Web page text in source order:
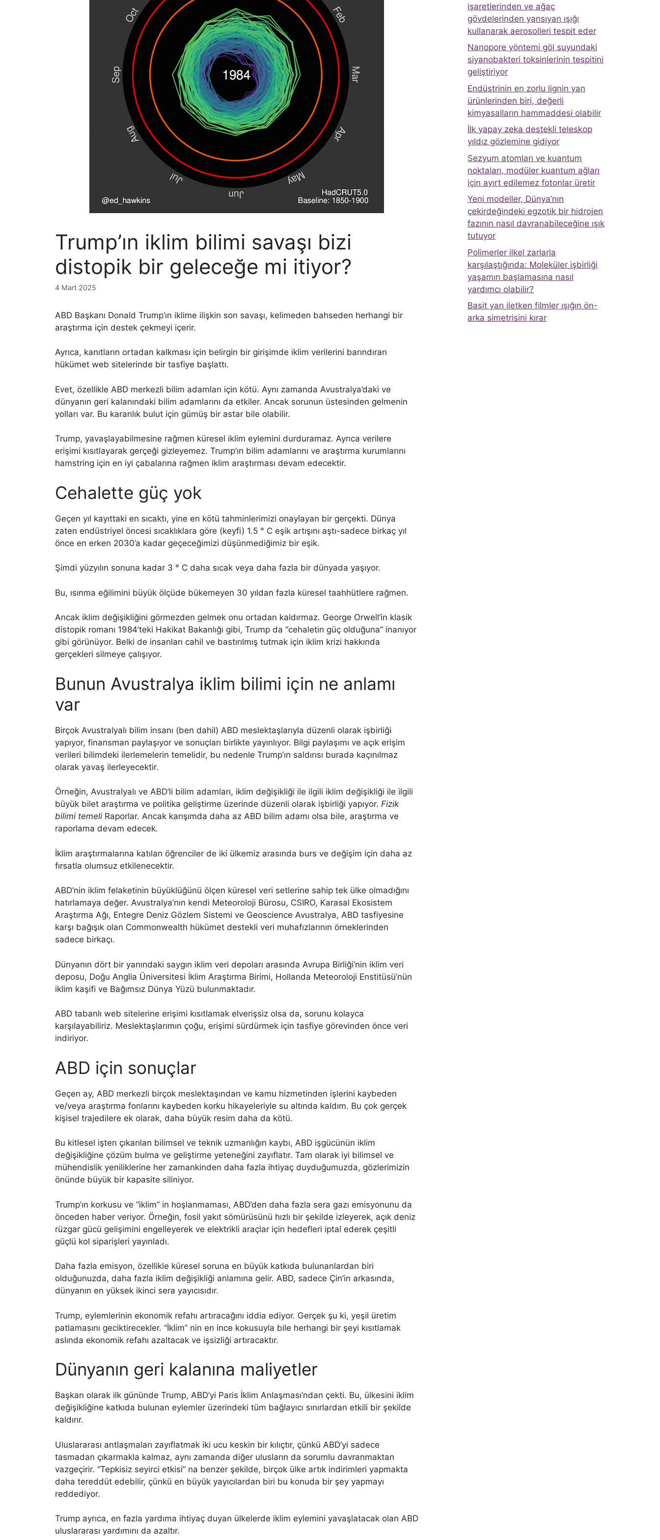
Trump’ın iklim bilimi savaşı bizi
distopik bir geleceğe mi itiyor?
4 Mart 2025
ABD Başkanı Donald Trump’ın iklime ilişkin son savaşı, kelimeden bahseden herhangi bir
araştırma için destek çekmeyi içerir.
Ayrıca, kanıtların ortadan kalkması için belirgin bir girişimde iklim verilerini barındıran
hükümet web sitelerinde bir tasfiye başlattı.
Evet, özellikle ABD merkezli bilim adamları için kötü. Aynı zamanda Avustralya’daki ve
dünyanın geri kalanındaki bilim adamlarını da etkiler. Ancak sorunun üstesinden gelmenin
yolları var. Bu karanlık bulut için gümüş bir astar bile olabilir.
Trump, yavaşlayabilmesine rağmen küresel iklim eylemini durduramaz. Ayrıca verilere
erişimi kısıtlayarak gerçeği gizleyemez. Trump’ın bilim adamlarını ve araştırma kurumlarını
hamstring için en iyi çabalarına rağmen iklim araştırması devam edecektir.
Cehalette güç yok
Geçen yıl kayıttaki en sıcaktı, yine en kötü tahminlerimizi onaylayan bir gerçekti. Dünya
zaten endüstriyel öncesi sıcaklıklara göre (keyfi) 1.5 ° C eşik artışını aştı-sadece birkaç yıl
önce en erken 2030’a kadar geçeceğimizi düşünmediğimiz bir eşik.
Şimdi yüzyılın sonuna kadar 3 ° C daha sıcak veya daha fazla bir dünyada yaşıyor.
Bu, ısınma eğilimini büyük ölçüde bükemeyen 30 yıldan fazla küresel taahhütlere rağmen.
Ancak iklim değişikliğini görmezden gelmek onu ortadan kaldırmaz. George Orwell’in klasik
distopik romanı 1984’teki Hakikat Bakanlığı gibi, Trump da “cehaletin güç olduğuna” inanıyor
gibi görünüyor. Belki de insanları cahil ve bastırılmış tutmak için iklim krizi hakkında
gerçekleri silmeye çalışıyor.
Bunun Avustralya iklim bilimi için ne anlamı
var
Birçok Avustralyalı bilim insanı (ben dahil) ABD meslektaşlarıyla düzenli olarak işbirliği
yapıyor, finansman paylaşıyor ve sonuçları birlikte yayınlıyor. Bilgi paylaşımı ve açık erişim
verileri bilimdeki ilerlemelerin temelidir, bu nedenle Trump’ın saldırısı burada kaçınılmaz
olarak yavaş ilerleyecektir.
Örneğin, Avustralyalı ve ABD’li bilim adamları, iklim değişikliği ile ilgili iklim değişikliği ile ilgili
büyük bilet araştırma ve politika geliştirme üzerinde düzenli olarak işbirliği yapıyor. Fizik
bilimi temeli Raporlar. Ancak karışımda daha az ABD bilim adamı olsa bile, araştırma ve
raporlama devam edecek.
İklim araştırmalarına katılan öğrenciler de iki ülkemiz arasında burs ve değişim için daha az
fırsatla olumsuz etkilenecektir.
ABD’nin iklim felaketinin büyüklüğünü ölçen küresel veri setlerine sahip tek ülke olmadığını
hatırlamaya değer. Avustralya’nın kendi Meteoroloji Bürosu, CSIRO, Karasal Ekosistem
Araştırma Ağı, Entegre Deniz Gözlem Sistemi ve Geoscience Avustralya, ABD tasfiyesine
karşı bağışık olan Commonwealth hükümet destekli veri muhafızlarının örneklerinden
sadece birkaçı.
Dünyanın dört bir yanındaki saygın iklim veri depoları arasında Avrupa Birliği’nin iklim veri
deposu, Doğu Anglia Üniversitesi İklim Araştırma Birimi, Hollanda Meteoroloji Enstitüsü’nün
iklim kaşifi ve Bağımsız Dünya Yüzü bulunmaktadır.
ABD tabanlı web sitelerine erişimi kısıtlamak elverişsiz olsa da, sorunu kolayca
karşılayabiliriz. Meslektaşlarımın çoğu, erişimi sürdürmek için tasfiye görevinden önce veri
indiriyor.
ABD için sonuçlar
Geçen ay, ABD merkezli birçok meslektaşından ve kamu hizmetinden işlerini kaybeden
ve/veya araştırma fonlarını kaybeden korku hikayeleriyle su altında kaldım. Bu çok gerçek
kişisel trajedilere ek olarak, daha büyük resim daha da kötü.
Bu kitlesel işten çıkarılan bilimsel ve teknik uzmanlığın kaybı, ABD işgücünün iklim
değişikliğine çözüm bulma ve geliştirme yeteneğini zayıflatır. Tam olarak iyi bilimsel ve
mühendislik yeniliklerine her zamankinden daha fazla ihtiyaç duyduğumuzda, gözlerimizin
önünde büyük bir kapasite siliniyor.
Trump’ın korkusu ve “iklim” in hoşlanmaması, ABD’den daha fazla sera gazı emisyonunu da
önceden haber veriyor. Örneğin, fosil yakıt sömürüsünü hızlı bir şekilde izleyerek, açık deniz
rüzgar gücü gelişimini engelleyerek ve elektrikli araçlar için hedefleri iptal ederek çeşitli
güçlü kol siparişleri yayınladı.
Daha fazla emisyon, özellikle küresel soruna en büyük katkıda bulunanlardan biri
olduğunuzda, daha fazla iklim değişikliği anlamına gelir. ABD, sadece Çin’in arkasında,
dünyanın en yüksek ikinci sera yayıcısıdır.
Trump, eylemlerinin ekonomik refahı artıracağını iddia ediyor. Gerçek şu ki, yeşil üretim
patlamasını geciktirecekler. “İklim” nin en ince kokusuyla bile herhangi bir şeyi kısıtlamak
aslında ekonomik refahı azaltacak ve işsizliği artıracaktır.
Dünyanın geri kalanına maliyetler
Başkan olarak ilk gününde Trump, ABD’yi Paris İklim Anlaşması’ndan çekti. Bu, ülkesini iklim
değişikliğine katkıda bulunan eylemler üzerindeki tüm bağlayıcı sınırlardan etkili bir şekilde
kaldırır.
Uluslararası antlaşmaları zayıflatmak iki ucu keskin bir kılıçtır, çünkü ABD’yi sadece
tasmadan çıkarmakla kalmaz, aynı zamanda diğer ulusların da sorumlu davranmaktan
vazgeçirir. “Tepkisiz seyirci etkisi” na benzer şekilde, birçok ülke artık indirimleri yapmakta
daha tereddüt edebilir, çünkü en büyük yayıcılardan biri bu konuda bir şey yapmayı
reddediyor.
Trump ayrıca, en fazla yardıma ihtiyaç duyan ülkelerde iklim eylemini yavaşlatacak olan ABD
uluslararası yardımını da azaltır.
işaretlerinden ve ağaç
gövdelerinden yansıyan ışığı
kullanarak aerosolleri tespit eder
Nanopore yöntemi göl suyundaki
siyanobakteri toksinlerinin tespitini
geliştiriyor
Endüstrinin en zorlu lignin yan
ürünlerinden biri, değerli
kimyasalların hammaddesi olabilir
İlk yapay zeka destekli teleskop
yıldız gözlemine gidiyor
Sezyum atomları ve kuantum
noktaları, modüler kuantum ağları
için ayırt edilemez fotonlar üretir
Yeni modeller, Dünya’nın
çekirdeğindeki egzotik bir hidrojen
fazının nasıl davranabileceğine ışık
tutuyor
Polimerler ilkel zarlarla
karşılaştığında: Moleküler işbirliği
yaşamın başlamasına nasıl
yardımcı olabilir?
Basit yarı iletken filmler ışığın ön-
arka simetrisini kırar